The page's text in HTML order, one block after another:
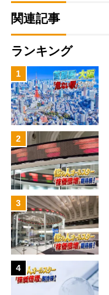
関連記事
ランキング
1
2
3
4